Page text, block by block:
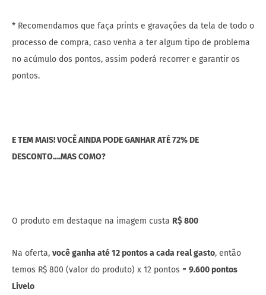
* Recomendamos que faça prints e gravações da tela de todo o
processo de compra, caso venha a ter algum tipo de problema
no acúmulo dos pontos, assim poderá recorrer e garantir os
pontos.
E TEM MAIS! VOCÊ AINDA PODE GANHAR ATÉ 72% DE
DESCONTO….MAS COMO?
O produto em destaque na imagem custa R$ 800
Na oferta, você ganha até 12 pontos a cada real gasto, então
temos R$ 800 (valor do produto) x 12 pontos = 9.600 pontos
Livelo